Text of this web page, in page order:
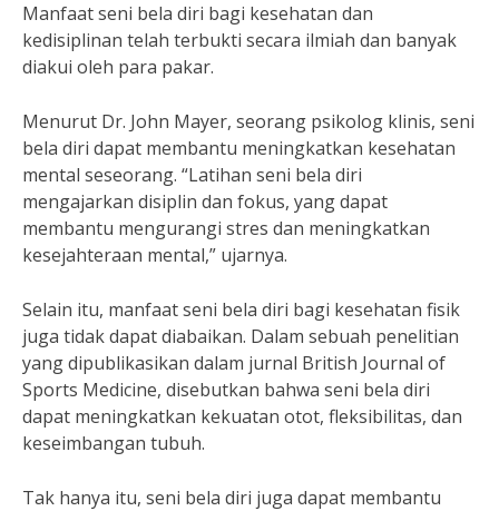
Manfaat seni bela diri bagi kesehatan dan
kedisiplinan telah terbukti secara ilmiah dan banyak
diakui oleh para pakar.
Menurut Dr. John Mayer, seorang psikolog klinis, seni
bela diri dapat membantu meningkatkan kesehatan
mental seseorang. “Latihan seni bela diri
mengajarkan disiplin dan fokus, yang dapat
membantu mengurangi stres dan meningkatkan
kesejahteraan mental,” ujarnya.
Selain itu, manfaat seni bela diri bagi kesehatan fisik
juga tidak dapat diabaikan. Dalam sebuah penelitian
yang dipublikasikan dalam jurnal British Journal of
Sports Medicine, disebutkan bahwa seni bela diri
dapat meningkatkan kekuatan otot, fleksibilitas, dan
keseimbangan tubuh.
Tak hanya itu, seni bela diri juga dapat membantu